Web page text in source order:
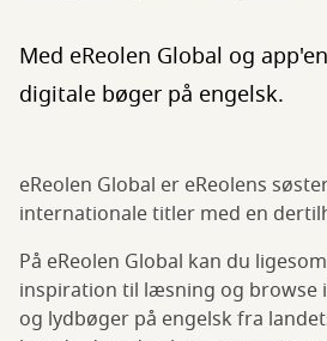
Med eReolen Global og
digitale bøger på engelsk.
eReolen Global er eReolens
internationale titler med en
På eReolen Global kan du
inspiration til læsning og browse
og lydbøger på engelsk fra